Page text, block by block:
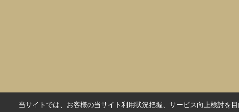
当サイトでは、お客様の当サイト利用状況把握、サービス向上検討を